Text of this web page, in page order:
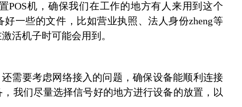
POS机，确保我们在工作的地方有人来用到这个
一些的文件，比如营业执照、法人身份zheng等
活机子时可能会用到。
要考虑网络接入的问题，确保设备能顺利连接
我们尽量选择信号好的地方进行设备的放置，以